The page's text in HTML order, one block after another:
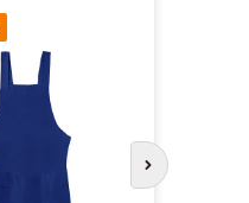
次のスライド